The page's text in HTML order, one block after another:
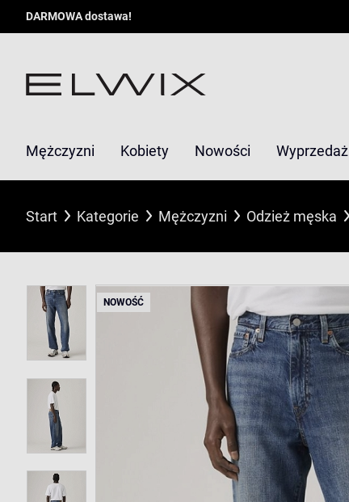
DARMOWA dostawa!
Mężczyzni Kobiety Nowości Wyprzedaż
Start Kategorie Mężczyzni Odzież męska
NOWOŚĆ